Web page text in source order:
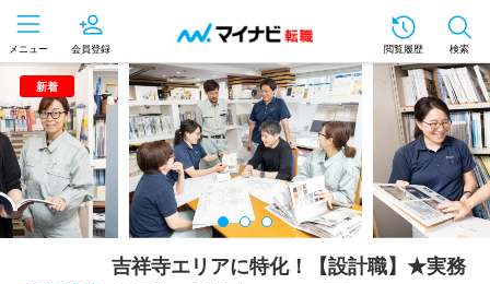
メニュー 会員登録 閲覧履歴 検索
新着
吉祥寺エリアに特化！【設計職】★実務